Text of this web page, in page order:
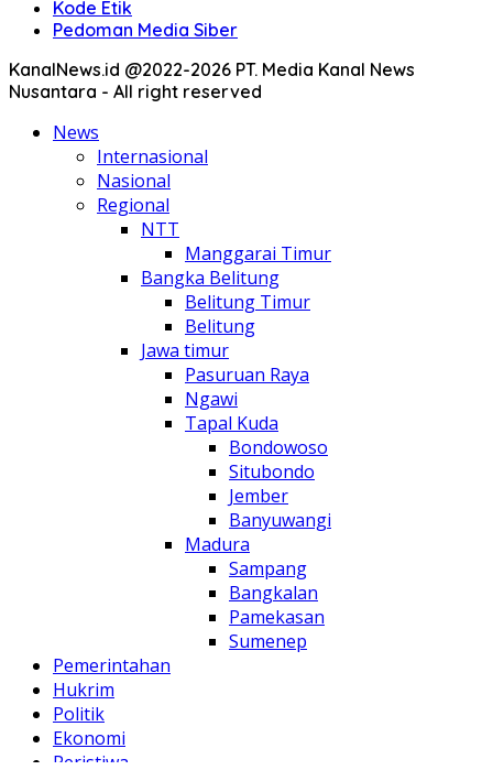
Kode Etik
Pedoman Media Siber
KanalNews.id @2022-2026 PT. Media Kanal News
Nusantara - All right reserved
News
Internasional
Nasional
Regional
NTT
Manggarai Timur
Bangka Belitung
Belitung Timur
Belitung
Jawa timur
Pasuruan Raya
Ngawi
Tapal Kuda
Bondowoso
Situbondo
Jember
Banyuwangi
Madura
Sampang
Bangkalan
Pamekasan
Sumenep
Pemerintahan
Hukrim
Politik
Ekonomi
Peristiwa